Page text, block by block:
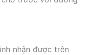
nhận được trên